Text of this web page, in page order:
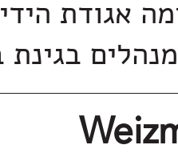
אגודת
בגינת